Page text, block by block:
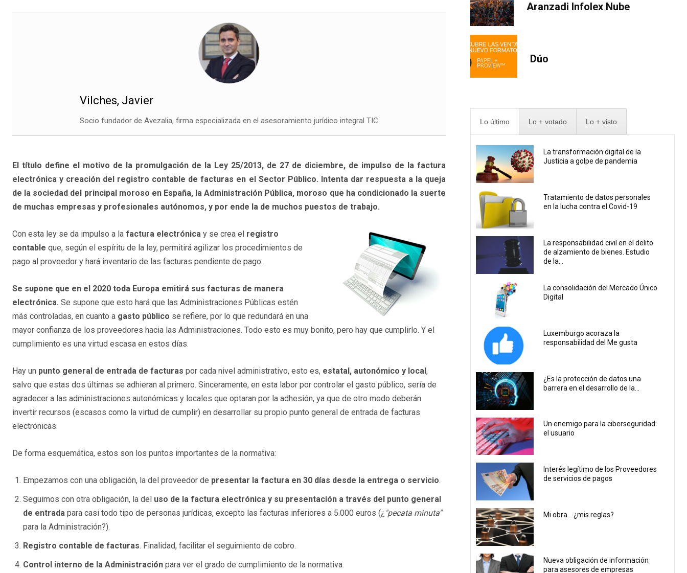
Vilches, Javier
Socio fundador de Avezalia, firma especializada en el asesoramiento jurídico integral TIC
El título define el motivo de la promulgación de la Ley 25/2013, de 27 de diciembre, de impulso de la factura
electrónica y creación del registro contable de facturas en el Sector Público. Intenta dar respuesta a la queja
de la sociedad del principal moroso en España, la Administración Pública, moroso que ha condicionado la suerte
de muchas empresas y profesionales autónomos, y por ende la de muchos puestos de trabajo.
Con esta ley se da impulso a la factura electrónica y se crea el registro
contable que, según el espíritu de la ley, permitirá agilizar los procedimientos de
pago al proveedor y hará inventario de las facturas pendiente de pago.
Se supone que en el 2020 toda Europa emitirá sus facturas de manera
electrónica. Se supone que esto hará que las Administraciones Públicas estén
más controladas, en cuanto a gasto público se refiere, por lo que redundará en una
mayor confianza de los proveedores hacia las Administraciones. Todo esto es muy bonito, pero hay que cumplirlo. Y el
cumplimiento es una virtud escasa en estos días.
Hay un punto general de entrada de facturas por cada nivel administrativo, esto es, estatal, autonómico y local ,
salvo que estas dos últimas se adhieran al primero. Sinceramente, en esta labor por controlar el gasto público, sería de
agradecer a las administraciones autonómicas y locales que optaran por la adhesión, ya que de otro modo deberán
invertir recursos (escasos como la virtud de cumplir) en desarrollar su propio punto general de entrada de facturas
electrónicas.
De forma esquemática, estos son los puntos importantes de la normativa:
Empezamos con una obligación, la del proveedor de presentar la factura en 30 días desde la entrega o servicio.
Seguimos con otra obligación, la del uso de la factura electrónica y su presentación a través del punto general
de entrada para casi todo tipo de personas jurídicas, excepto las facturas inferiores a 5.000 euros (¿ "pecata minuta"
para la Administración?).
Registro contable de facturas. Finalidad, facilitar el seguimiento de cobro.
Control interno de la Administración para ver el grado de cumplimiento de la normativa.
Aranzadi Infolex Nube
Dúo
Lo último Lo + votado Lo + visto
La transformación digital de la
Justicia a golpe de pandemia
Tratamiento de datos personales
en la lucha contra el Covid-19
La responsabilidad civil en el delito
de alzamiento de bienes. Estudio
de la...
La consolidación del Mercado Único
Digital
Luxemburgo acoraza la
responsabilidad del Me gusta
¿Es la protección de datos una
barrera en el desarrollo de la...
Un enemigo para la ciberseguridad:
el usuario
Interés legítimo de los Proveedores
de servicios de pagos
Mi obra… ¿mis reglas?
Nueva obligación de información
para asesores de empresas